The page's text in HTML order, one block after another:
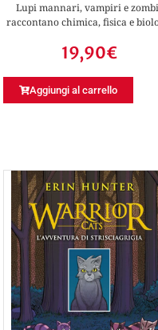
Lupi mannari, vampiri e
raccontano chimica, fisica e
19,90€
Aggiungi al carrello